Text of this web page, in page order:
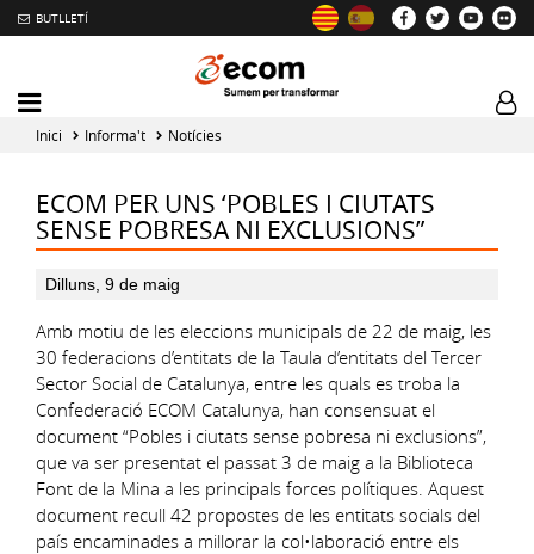
BUTLLETÍ
Mobile
menu
toggler
Inici Informa't Notícies
ECOM PER UNS ‘POBLES I CIUTATS
SENSE POBRESA NI EXCLUSIONS”
Dilluns, 9 de maig
Amb motiu de les eleccions municipals de 22 de maig, les
30 federacions d’entitats de la Taula d’entitats del Tercer
Sector Social de Catalunya, entre les quals es troba la
Confederació ECOM Catalunya, han consensuat el
document “Pobles i ciutats sense pobresa ni exclusions”,
que va ser presentat el passat 3 de maig a la Biblioteca
Font de la Mina a les principals forces polítiques. Aquest
document recull 42 propostes de les entitats socials del
país encaminades a millorar la col•laboració entre els